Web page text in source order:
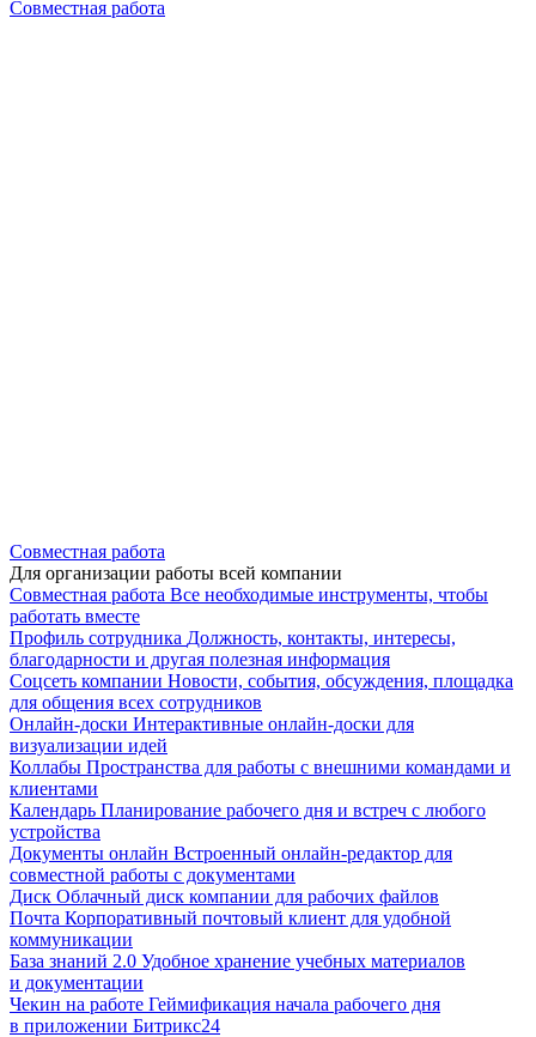
Совместная работа
Совместная работа
Для организации работы всей компании
Совместная работа Все необходимые инструменты, чтобы
работать вместе
Профиль сотрудника Должность, контакты, интересы,
благодарности и другая полезная информация
Соцсеть компании Новости, события, обсуждения, площадка
для общения всех сотрудников
Онлайн-доски Интерактивные онлайн-доски для
визуализации идей
Коллабы Пространства для работы с внешними командами и
клиентами
Календарь Планирование рабочего дня и встреч с любого
устройства
Документы онлайн Встроенный онлайн-редактор для
совместной работы с документами
Диск Облачный диск компании для рабочих файлов
Почта Корпоративный почтовый клиент для удобной
коммуникации
База знаний 2.0 Удобное хранение учебных материалов
и документации
Чекин на работе Геймификация начала рабочего дня
в приложении Битрикс24